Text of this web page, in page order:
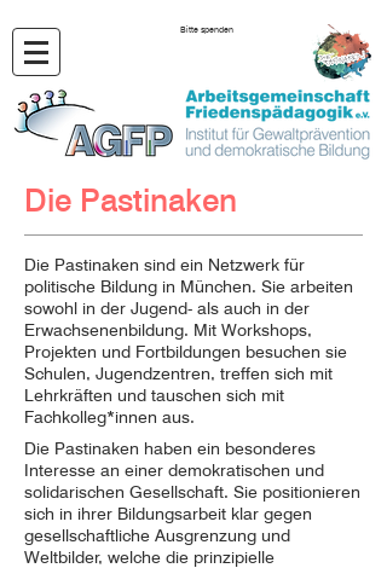
Bitte spenden
Die Pastinaken
Die Pastinaken sind ein Netzwerk für
politische Bildung in München. Sie arbeiten
sowohl in der Jugend- als auch in der
Erwachsenenbildung. Mit Workshops,
Projekten und Fortbildungen besuchen sie
Schulen, Jugendzentren, treffen sich mit
Lehrkräften und tauschen sich mit
Fachkolleg*innen aus.
Die Pastinaken haben ein besonderes
Interesse an einer demokratischen und
solidarischen Gesellschaft. Sie positionieren
sich in ihrer Bildungsarbeit klar gegen
gesellschaftliche Ausgrenzung und
Weltbilder, welche die prinzipielle